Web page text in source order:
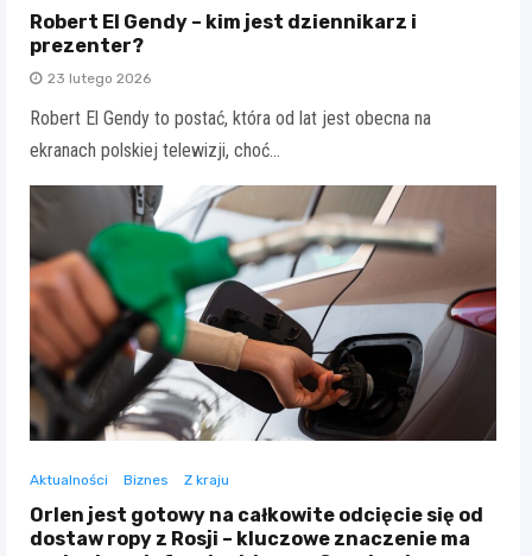
Robert El Gendy – kim jest dziennikarz i
prezenter?
23 lutego 2026
Robert El Gendy to postać, która od lat jest obecna na
ekranach polskiej telewizji, choć…
Aktualności Biznes Z kraju
Orlen jest gotowy na całkowite odcięcie się od
dostaw ropy z Rosji – kluczowe znaczenie ma